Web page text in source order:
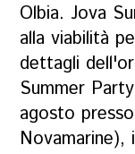
Olbia. Jova
alla viabilità
dettagli
Summer
agosto
Novamarine),